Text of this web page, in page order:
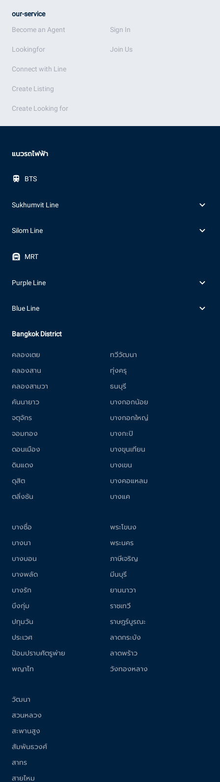
our-service
Become an Agent
Lookingfor
Connect with Line
Create Listing
Create Looking for
Sign In
Join Us
แนวรถไฟฟ้า
BTS
Sukhumvit Line
Silom Line
MRT
Purple Line
Blue Line
Bangkok District
คลองเตย
คลองสาน
คลองสามวา
คันนายาว
จตุจักร
จอมทอง
ดอนเมือง
ดินแดง
ดุสิต
ตลิ่งชัน
ทวีวัฒนา
ทุ่งครุ
ธนบุรี
บางกอกน้อย
บางกอกใหญ่
บางกะปิ
บางขุนเทียน
บางเขน
บางคอแหลม
บางแค
บางซื่อ
บางนา
บางบอน
บางพลัด
บางรัก
บึงกุ่ม
ปทุมวัน
ประเวศ
ป้อมปราบศัตรูพ่าย
พญาไท
พระโขนง
พระนคร
ภาษีเจริญ
มีนบุรี
ยานนาวา
ราชเทวี
ราษฎร์บูรณะ
ลาดกระบัง
ลาดพร้าว
วังทองหลาง
วัฒนา
สวนหลวง
สะพานสูง
สัมพันธวงศ์
สาทร
สายไหม